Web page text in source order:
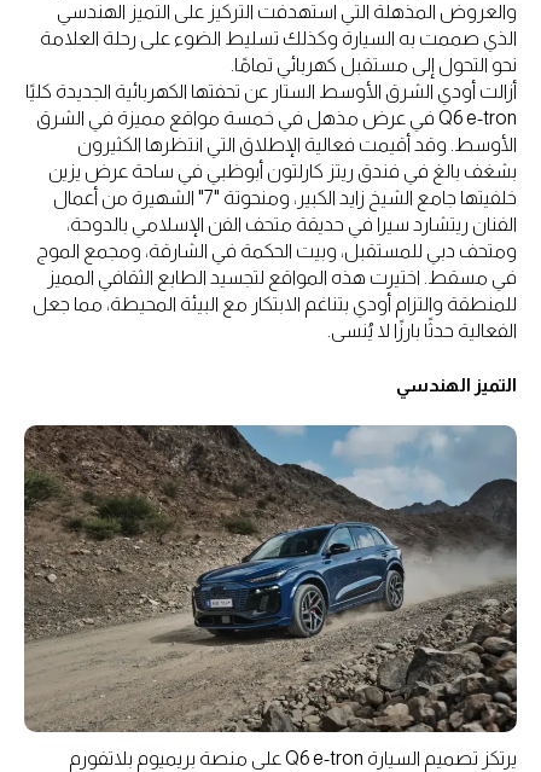
والعروض المذهلة التي استهدفت التركيز على التميز الهندسي
الذي صممت به السيارة وكذلك تسليط الضوء على رحلة العلامة
نحو التحول إلى مستقبل كهربائي تمامًا.
أزالت أودي الشرق الأوسط الستار عن تحفتها الكهربائية الجديدة كليًا
Q6 e-tron في عرض مذهل في خمسة مواقع مميزة في الشرق
الأوسط. وقد أقيمت فعالية الإطلاق التي انتظرها الكثيرون
بشغف بالغ في فندق ريتز كارلتون أبوظبي في ساحة عرض يزين
خلفيتها جامع الشيخ زايد الكبير، ومنحوتة "7" الشهيرة من أعمال
الفنان ريتشارد سيرا في حديقة متحف الفن الإسلامي بالدوحة،
ومتحف دبي للمستقبل، وبيت الحكمة في الشارقة، ومجمع الموج
في مسقط. اختيرت هذه المواقع لتجسيد الطابع الثقافي المميز
للمنطقة والتزام أودي بتناغم الابتكار مع البيئة المحيطة، مما جعل
الفعالية حدثًا بارزًا لا يُنسى.
التميز الهندسي
يرتكز تصميم السيارة Q6 e-tron على منصة بريميوم بلاتفورم